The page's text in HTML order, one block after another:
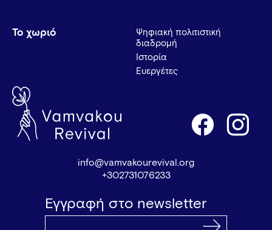
Το χωριό
Ψηφιακή πολιτιστική
διαδρομή
Ιστορία
Ευεργέτες
info@vamvakourevival.org
+302731076233
Εγγραφή στο newsletter